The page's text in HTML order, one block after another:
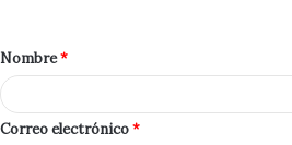
Nombre*
Correo electrónico*